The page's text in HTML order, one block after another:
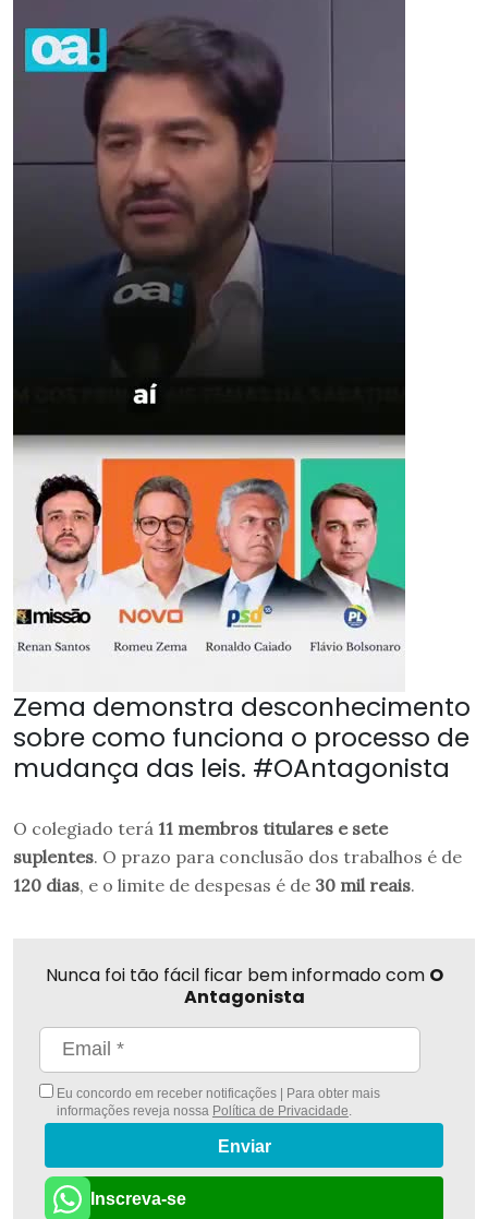
Zema demonstra desconhecimento
sobre como funciona o processo de
mudança das leis. #OAntagonista
O colegiado terá 11 membros titulares e sete
suplentes. O prazo para conclusão dos trabalhos é de
120 dias, e o limite de despesas é de 30 mil reais.
Nunca foi tão fácil ficar bem informado com O
Antagonista
Eu concordo em receber notificações | Para obter mais
informações reveja nossa Política de Privacidade
Enviar
Inscreva-se